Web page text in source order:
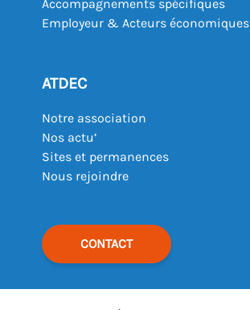
Accompagnements spécifiques
Employeur & Acteurs économiques
ATDEC
Notre association
Nos actu’
Sites et permanences
Nous rejoindre
CONTACT